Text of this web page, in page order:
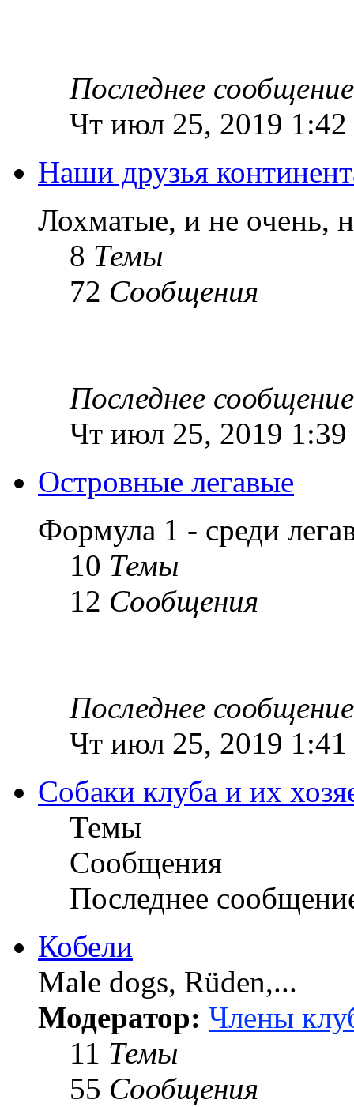
Последнее сообщение
Чт июл 25, 2019 1:42
Наши друзья
Лохматые, и не очень,
8 Темы
72 Сообщения
Последнее сообщение
Чт июл 25, 2019 1:39
Островные легавые
Формула 1 - среди
10 Темы
12 Сообщения
Последнее сообщение
Чт июл 25, 2019 1:41
Собаки клуба и их
Темы
Сообщения
Последнее
Кобели
Male dogs, Rüden,...
Модератор: Члены
11 Темы
55 Сообщения